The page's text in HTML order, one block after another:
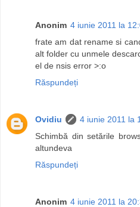
Anonim 4 iunie 2011 la
frate am dat rename si
alt folder cu unmele
el de nsis error >:o
Răspundeți
Ovidiu
4 iunie 2011 la
Schimbă din setările
altundeva
Răspundeți
Anonim 4 iunie 2011 la